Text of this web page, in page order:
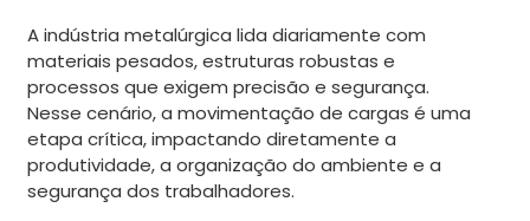
A indústria metalúrgica lida diariamente com
materiais pesados, estruturas robustas e
processos que exigem precisão e segurança.
Nesse cenário, a movimentação de cargas é uma
etapa crítica, impactando diretamente a
produtividade, a organização do ambiente e a
segurança dos trabalhadores.